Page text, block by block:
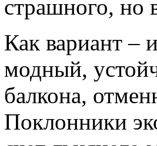
страшного, но
Как вариант –
модный,
балкона,
Поклонники